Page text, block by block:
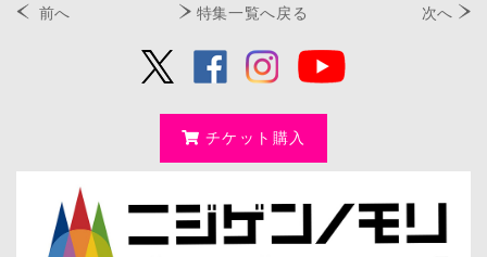
前へ 特集一覧へ戻る 次へ
チケット購入